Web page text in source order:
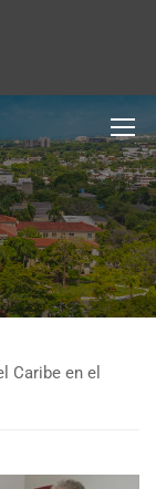
Caribe en el